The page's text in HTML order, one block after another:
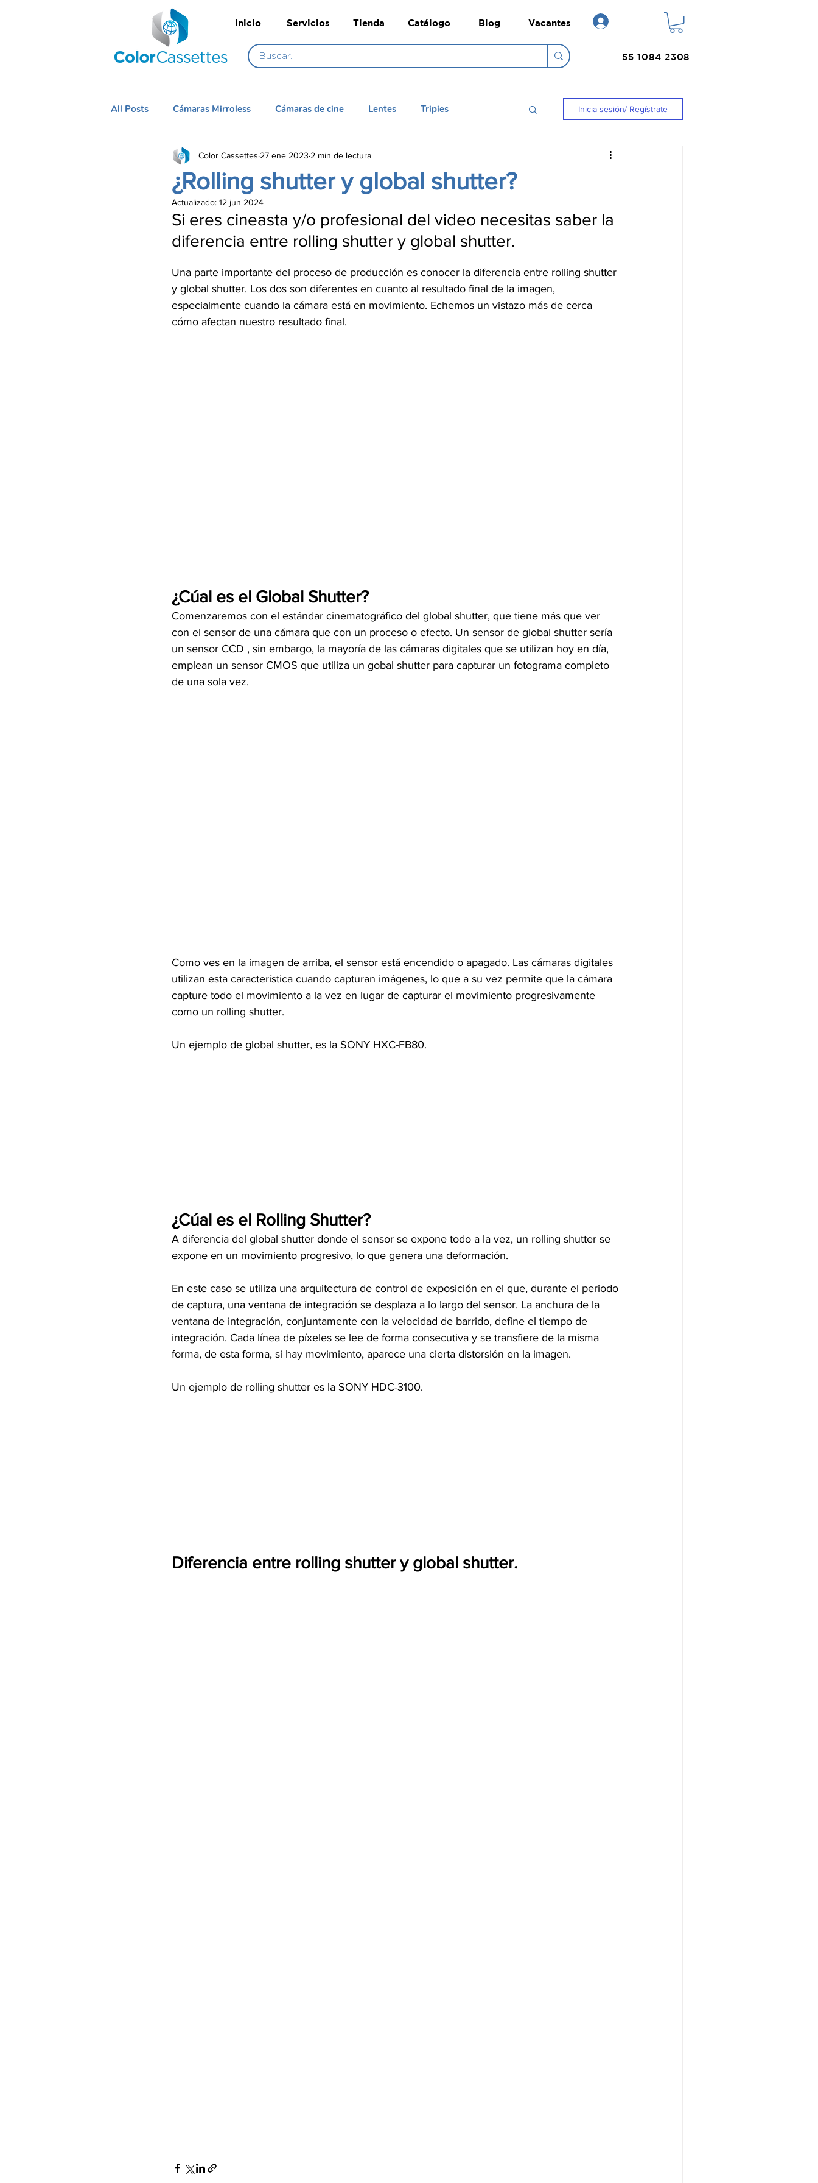
Inicio Servicios Tienda Catálogo Blog Vacantes
55 1084 2308
All Posts Cámaras Mirroless Cámaras de cine Lentes Tripies
Iluminación Sistema de Cámara Convertidores
Inicia sesión/ Regístrate
¿Rolling shutter y global shutter?
Color Cassettes 27 ene 2023 2 min de lectura
Actualizado: 12 jun 2024
Si eres cineasta y/o profesional del video necesitas saber la
diferencia entre rolling shutter y global shutter.
Una parte importante del proceso de producción es conocer la diferencia entre rolling shutter
y global shutter. Los dos son diferentes en cuanto al resultado final de la imagen,
especialmente cuando la cámara está en movimiento. Echemos un vistazo más de cerca
cómo afectan nuestro resultado final.
¿Cúal es el Global Shutter?
Comenzaremos con el estándar cinematográfico del global shutter, que tiene más que ver
con el sensor de una cámara que con un proceso o efecto. Un sensor de global shutter sería
un sensor CCD , sin embargo, la mayoría de las cámaras digitales que se utilizan hoy en día,
emplean un sensor CMOS que utiliza un gobal shutter para capturar un fotograma completo
de una sola vez.
Como ves en la imagen de arriba, el sensor está encendido o apagado. Las cámaras digitales
utilizan esta característica cuando capturan imágenes, lo que a su vez permite que la cámara
capture todo el movimiento a la vez en lugar de capturar el movimiento progresivamente
como un rolling shutter.
Un ejemplo de global shutter, es la SONY HXC-FB80.
¿Cúal es el Rolling Shutter?
A diferencia del global shutter donde el sensor se expone todo a la vez, un rolling shutter se
expone en un movimiento progresivo, lo que genera una deformación.
En este caso se utiliza una arquitectura de control de exposición en el que, durante el periodo
de captura, una ventana de integración se desplaza a lo largo del sensor. La anchura de la
ventana de integración, conjuntamente con la velocidad de barrido, define el tiempo de
integración. Cada línea de píxeles se lee de forma consecutiva y se transfiere de la misma
forma, de esta forma, si hay movimiento, aparece una cierta distorsión en la imagen.
Un ejemplo de rolling shutter es la SONY HDC-3100.
Diferencia entre rolling shutter y global shutter.